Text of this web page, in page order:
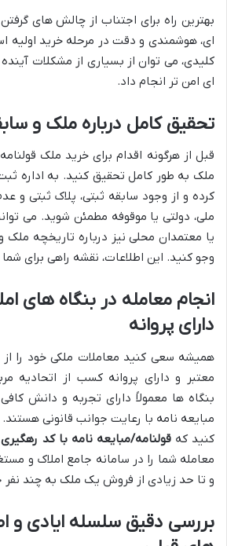
بهترین راه برای اجتناب از چالش های
ای، هوشمندی و دقت در مرحله خرید اولیه
کلیدی، می توان از بسیاری از مشکلات
ای امن تر انجام داد.
تحقیق کامل درباره ملک و
قبل از هرگونه اقدام برای خرید ملک
ملک به طور کامل تحقیق کنید. به اداره
کرده و از وجود سابقه ثبتی، پلاک ثبتی و
ملی، دولتی یا موقوفه مطمئن شوید. می
یا معتمدان محلی نیز درباره تاریخچه
وجو کنید. این اطلاعات، نقشه راهی برای
انجام معامله در بنگاه های
دارای پروانه
همیشه سعی کنید معاملات ملکی خود را از
معتبر و دارای پروانه کسب از اتحادیه
بنگاه ها معمولاً دارای تجربه و دانش کافی
مبایعه نامه با رعایت جوانب قانونی
کنید کهقولنامه/مبایعه نامه با کد رهگیری
معامله شما را در سامانه جامع املاک و
و تا حد زیادی از فروش یک ملک به چند نفر
بررسی دقیق سلسله ایادی و